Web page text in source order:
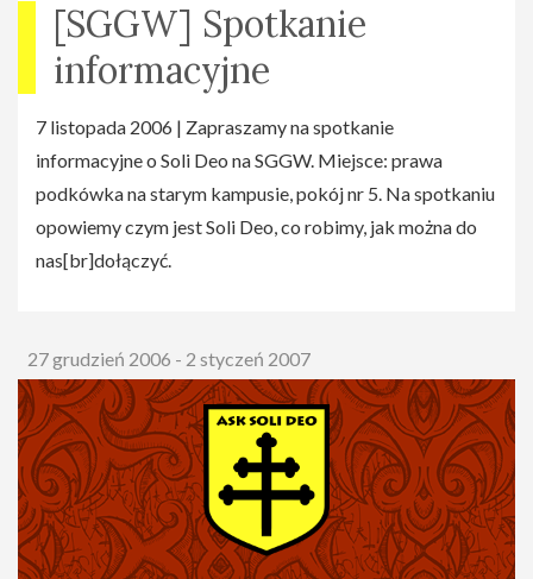
[SGGW] Spotkanie
informacyjne
7 listopada 2006 | Zapraszamy na spotkanie
informacyjne o Soli Deo na SGGW. Miejsce: prawa
podkówka na starym kampusie, pokój nr 5. Na spotkaniu
opowiemy czym jest Soli Deo, co robimy, jak można do
nas[br]dołączyć.
27 grudzień 2006 - 2 styczeń 2007